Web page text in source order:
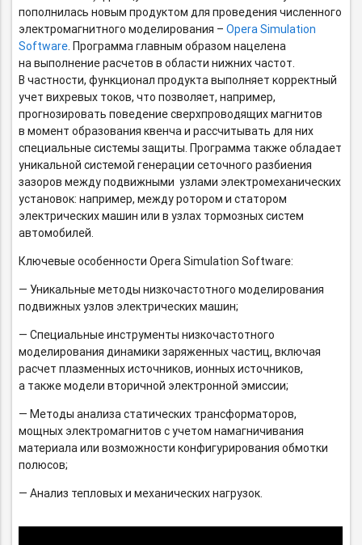
пополнилась новым продуктом для проведения численного
электромагнитного моделирования –Opera Simulation
Software. Программа главным образом нацелена
на выполнение расчетов в области нижних частот.
В частности, функционал продукта выполняет корректный
учет вихревых токов, что позволяет, например,
прогнозировать поведение сверхпроводящих магнитов
в момент образования квенча и рассчитывать для них
специальные системы защиты. Программа также обладает
уникальной системой генерации сеточного разбиения
зазоров между подвижными узлами электромеханических
установок: например, между ротором и статором
электрических машин или в узлах тормозных систем
автомобилей.
Ключевые особенности Opera Simulation Software:
— Уникальные методы низкочастотного моделирования
подвижных узлов электрических машин;
— Специальные инструменты низкочастотного
моделирования динамики заряженных частиц, включая
расчет плазменных источников, ионных источников,
а также модели вторичной электронной эмиссии;
— Методы анализа статических трансформаторов,
мощных электромагнитов с учетом намагничивания
материала или возможности конфигурирования обмотки
полюсов;
— Анализ тепловых и механических нагрузок.